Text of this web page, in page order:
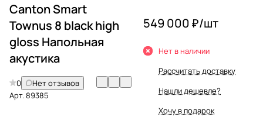
Canton Smart
Townus 8 black high
gloss Напольная
акустика
0
Нет отзывов
Арт.89385
549 000 ₽/шт
Нет в наличии
Рассчитать доставку
Нашли дешевле?
Хочу в подарок